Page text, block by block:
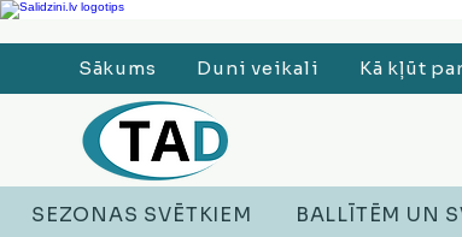
Ledusskapji, Sadzīves tehnika, Smaržas, Operatīvā atmiņa,
Sākums Duni veikali Kā kļūt
SEZONAS SVĒTKIEM BALLĪTĒM UN